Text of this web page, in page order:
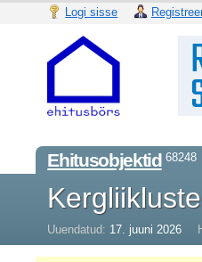
Logi sisse
Ehitusobjektid 68248
Uuendatud: 17. juuni 2026